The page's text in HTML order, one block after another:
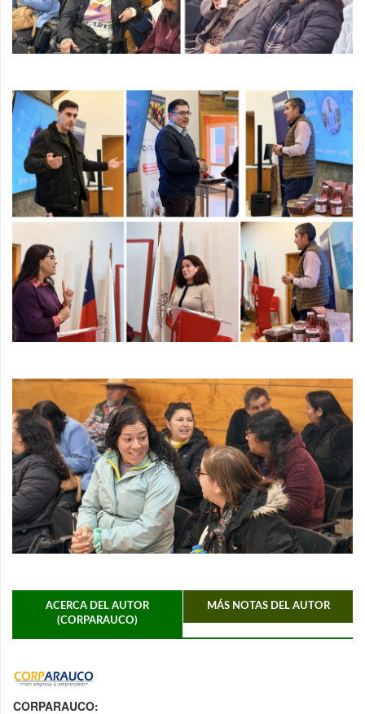
ACERCA DEL AUTOR
(CORPARAUCO)
MÁS NOTAS DEL AUTOR
CORPARAUCO: